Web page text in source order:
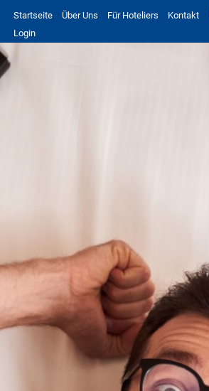
Startseite Über Uns Für Hoteliers
Kontakt
Login